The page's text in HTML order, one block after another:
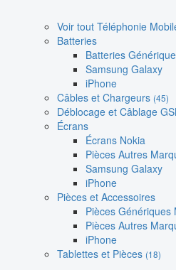
Voir tout Téléphonie
Batteries
Batteries
Samsung Galaxy
iPhone
Câbles et Chargeurs (45)
Déblocage et Câblage
Écrans
Écrans Nokia
Pièces Autres
Samsung Galaxy
iPhone
Pièces et Accessoires
Pièces Génériques
Pièces Autres
iPhone
Tablettes et Pièces (18)